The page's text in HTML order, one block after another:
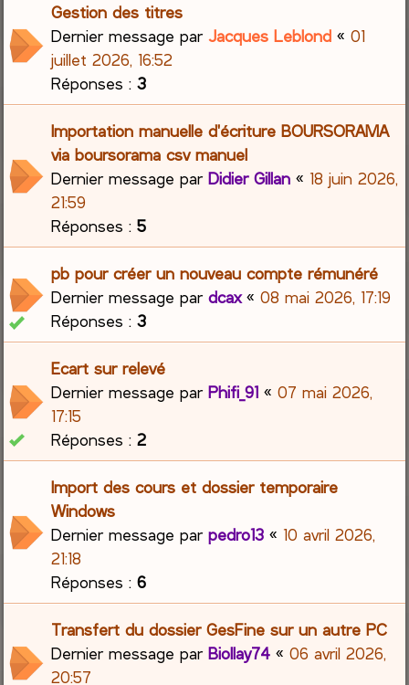
Gestion des titres
Dernier message parJacques Leblond «01
juillet 2026, 16:52
Réponses :3
Importation manuelle d'écriture BOURSORAMA
via boursorama csv manuel
Dernier message parDidier Gillan « 18 juin 2026,
21:59
Réponses :5
pb pour créer un nouveau compte rémunéré
Dernier message pardcax«08 mai 2026, 17:19
Réponses :3
Ecart sur relevé
Dernier message parPhifi_91 «07 mai 2026,
17:15
Réponses :2
Import des cours et dossier temporaire
Windows
Dernier message parpedro13 « 10 avril 2026,
21:18
Réponses :6
Transfert du dossier GesFine sur un autre PC
Dernier message parBiollay74 «06 avril 2026,
20:57